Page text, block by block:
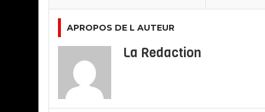
APROPOS DE L AUTEUR
La Redaction